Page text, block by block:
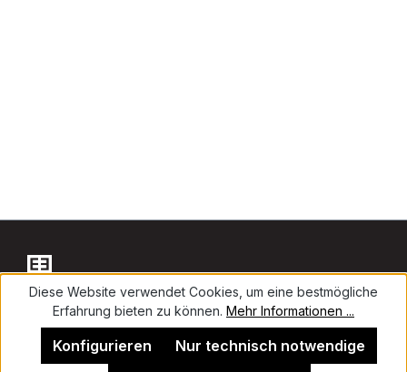
Kontakt
Diese Website verwendet Cookies, um eine bestmögliche
Erfahrung bieten zu können. Mehr Informationen ...
Nur technisch notwendige
Konfigurieren